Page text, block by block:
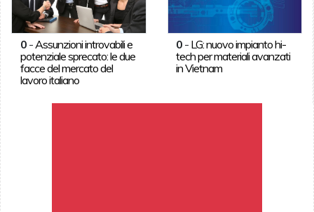
0- Assunzioni introvabili e
potenziale sprecato: le due
facce del mercato del
lavoro italiano
0 - LG: nuovo impianto hi-
tech per materiali avanzati
in Vietnam